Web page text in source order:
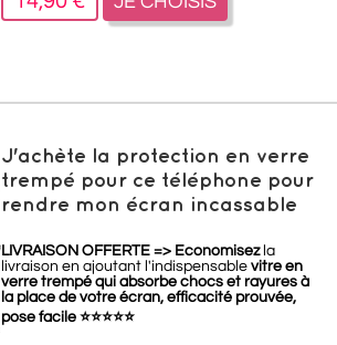
J'achète la protection en verre
trempé pour ce téléphone pour
rendre mon écran incassable
LIVRAISON OFFERTE => Economisezla
livraison en ajoutant l'indispensable vitre en
verre trempé qui absorbe chocs et rayures à
la place de votre écran, efficacité prouvée,
pose facile ⭐⭐⭐⭐⭐